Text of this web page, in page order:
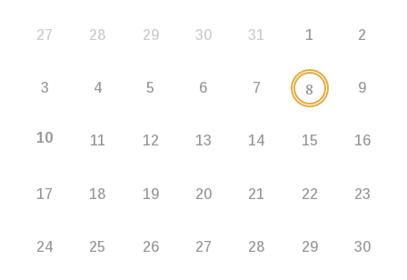
27 28 29 30 31 1 2
3 4 5 6 7 8 9
10 11 12 13 14 15 16
17 18 19 20 21 22 23
24 25 26 27 28 29 30